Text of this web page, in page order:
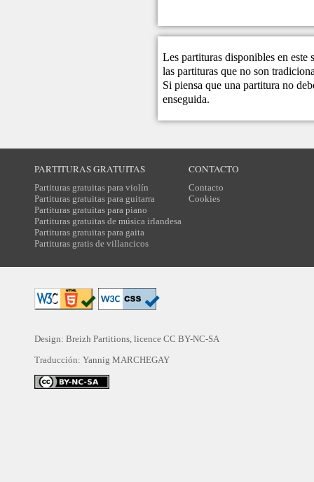
Les partituras disponibles en este
las partituras que no son
Si piensa que una partitura no
enseguida.
PARTITURAS GRATUITAS
Partituras gratuitas para violín
Partituras gratuitas para guitarra
Partituras gratuitas para piano
Partituras gratuitas de música irlandesa
Partituras gratuitas para gaita
Partituras gratis de villancicos
CONTACTO
Contacto
Cookies
Design: Breizh Partitions, licence CC BY-NC-SA
Traducción: Yannig MARCHEGAY